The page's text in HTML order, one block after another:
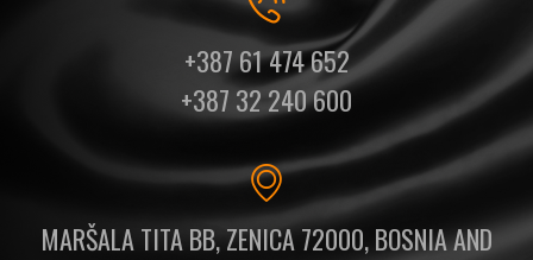
+387 61 474 652
+387 32 240 600
MARŠALA TITA BB, ZENICA 72000, BOSNIA AND